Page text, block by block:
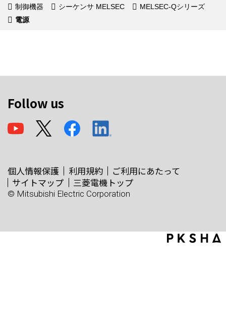
制御機器
シーケンサ MELSEC
MELSEC-Qシリーズ
電源
Follow us
個人情報保護 利用規約
ご利用にあたって
サイトマップ
三菱電機トップ
© Mitsubishi Electric Corporation